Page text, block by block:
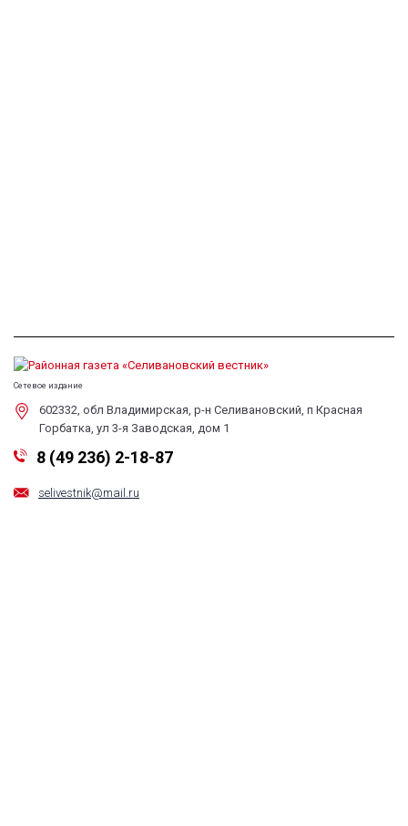
Сетевое издание
602332, обл Владимирская, р-н Селивановский, п Красная
Горбатка, ул 3-я Заводская, дом 1
8 (49 236) 2-18-87
selivestnik@mail.ru